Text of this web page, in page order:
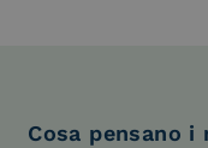
Cosa pensano